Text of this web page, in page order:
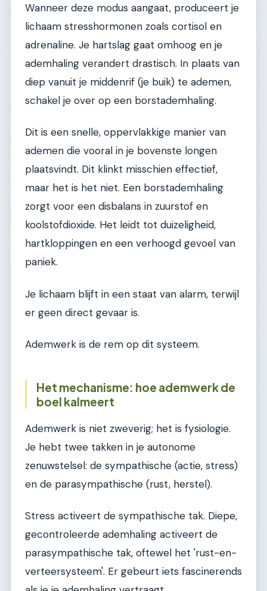
Wanneer deze modus aangaat, produceert je
lichaam stresshormonen zoals cortisol en
adrenaline. Je hartslag gaat omhoog en je
ademhaling verandert drastisch. In plaats van
diep vanuit je middenrif (je buik) te ademen,
schakel je over op een borstademhaling.
Dit is een snelle, oppervlakkige manier van
ademen die vooral in je bovenste longen
plaatsvindt. Dit klinkt misschien effectief,
maar het is het niet. Een borstademhaling
zorgt voor een disbalans in zuurstof en
koolstofdioxide. Het leidt tot duizeligheid,
hartkloppingen en een verhoogd gevoel van
paniek.
Je lichaam blijft in een staat van alarm, terwijl
er geen direct gevaar is.
Ademwerk is de rem op dit systeem.
Het mechanisme: hoe ademwerk de
boel kalmeert
Ademwerk is niet zweverig; het is fysiologie.
Je hebt twee takken in je autonome
zenuwstelsel: de sympathische (actie, stress)
en de parasympathische (rust, herstel).
Stress activeert de sympathische tak. Diepe,
gecontroleerde ademhaling activeert de
parasympathische tak, oftewel het 'rust-en-
verteersysteem'. Er gebeurt iets fascinerends